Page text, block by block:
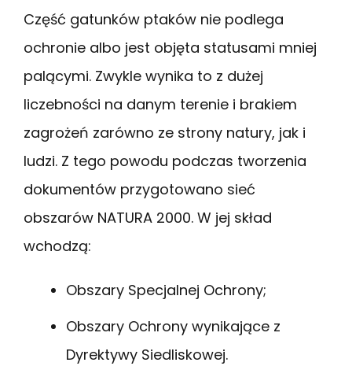
Część gatunków ptaków nie podlega
ochronie albo jest objęta statusami mniej
palącymi. Zwykle wynika to z dużej
liczebności na danym terenie i brakiem
zagrożeń zarówno ze strony natury, jak i
ludzi. Z tego powodu podczas tworzenia
dokumentów przygotowano sieć
obszarów NATURA 2000. W jej skład
wchodzą:
Obszary Specjalnej Ochrony;
Obszary Ochrony wynikające z
Dyrektywy Siedliskowej.